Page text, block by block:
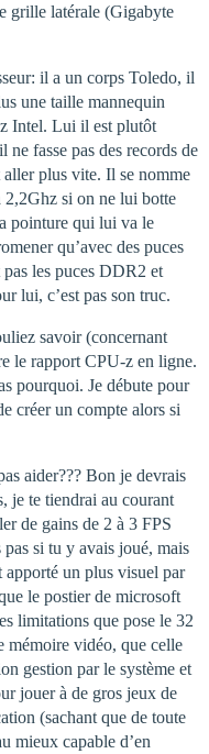
grille latérale (Gigabyte
il a un corps Toledo, il
une taille mannequin
Intel. Lui il est plutôt
fasse pas des records de
plus vite. Il se nomme
si on ne lui botte
pointure qui lui va le
qu’avec des puces
les puces DDR2 et
lui, c’est pas son truc.
savoir (concernant
le rapport CPU-z en ligne.
pourquoi. Je débute pour
créer un compte alors si
aider??? Bon je devrais
je te tiendrai au courant
de gains de 2 à 3 FPS
si tu y avais joué, mais
un plus visuel par
le postier de microsoft
limitations que pose le 32
mémoire vidéo, que celle
gestion par le système et
jouer à de gros jeux de
(sachant que de toute
mieux capable d’en